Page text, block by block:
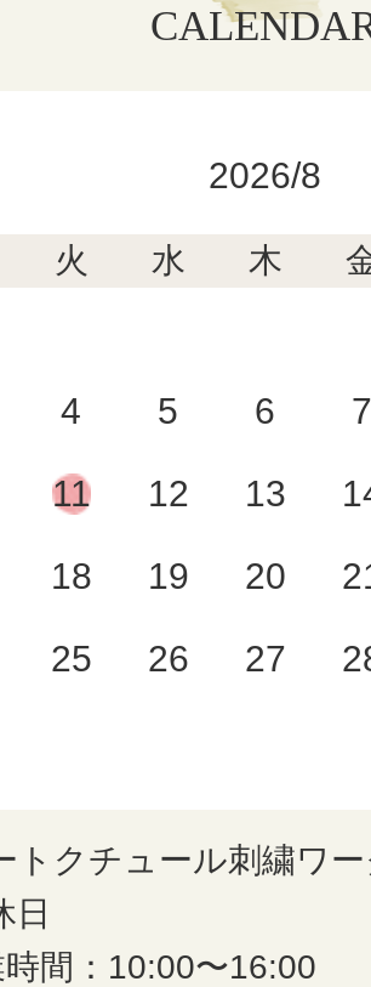
2026/8
火 水 木
4 5 6 7
11 12 13
18 19 20
25 26 27
トクチュール刺繍ワ
日
時間：10:00〜16:00